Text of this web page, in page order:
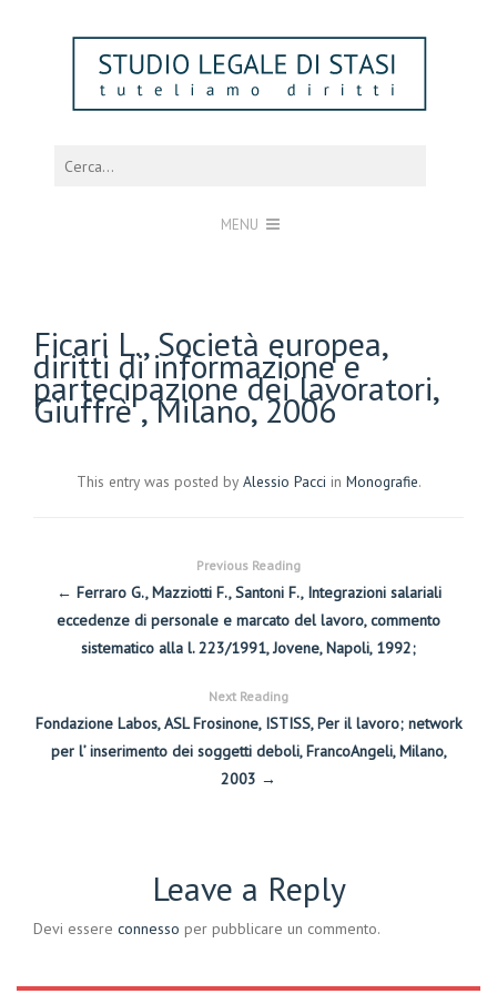
MENU
Ficari L., Società europea,
diritti di informazione e
partecipazione dei lavoratori,
Giuffrè , Milano, 2006
This entry was posted by Alessio Pacci in Monografie.
Previous Reading
← Ferraro G., Mazziotti F., Santoni F., Integrazioni salariali
eccedenze di personale e marcato del lavoro, commento
sistematico alla l. 223/1991, Jovene, Napoli, 1992;
Next Reading
Fondazione Labos, ASL Frosinone, ISTISS, Per il lavoro; network
per l’ inserimento dei soggetti deboli, FrancoAngeli, Milano,
2003 →
Leave a Reply
Devi essere connesso per pubblicare un commento.